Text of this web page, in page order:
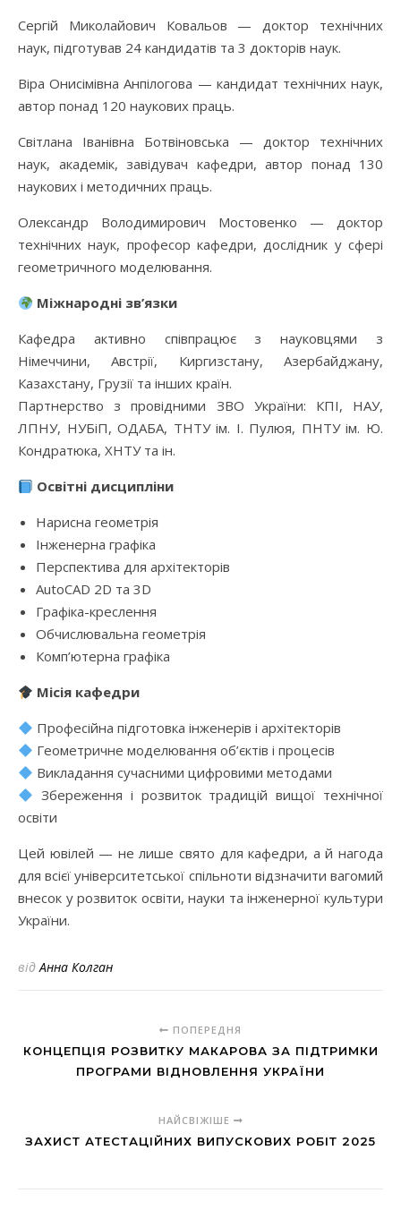
Сергій Миколайович Ковальов — доктор технічних
наук, підготував 24 кандидатів та 3 докторів наук.
Віра Онисімівна Анпілогова — кандидат технічних наук,
автор понад 120 наукових праць.
Світлана Іванівна Ботвіновська — доктор технічних
наук, академік, завідувач кафедри, автор понад 130
наукових і методичних праць.
Олександр Володимирович Мостовенко — доктор
технічних наук, професор кафедри, дослідник у сфері
геометричного моделювання.
Міжнародні зв’язки
Кафедра активно співпрацює з науковцями з
Німеччини, Австрії, Киргизстану, Азербайджану,
Казахстану, Грузії та інших країн.
Партнерство з провідними ЗВО України: КПІ, НАУ,
ЛПНУ, НУБіП, ОДАБА, ТНТУ ім. І. Пулюя, ПНТУ ім. Ю.
Кондратюка, ХНТУ та ін.
Освітні дисципліни
Нарисна геометрія
Інженерна графіка
Перспектива для архітекторів
AutoCAD 2D та 3D
Графіка-креслення
Обчислювальна геометрія
Комп’ютерна графіка
Місія кафедри
Професійна підготовка інженерів і архітекторів
Геометричне моделювання об’єктів і процесів
Викладання сучасними цифровими методами
Збереження і розвиток традицій вищої технічної
освіти
Цей ювілей — не лише свято для кафедри, а й нагода
для всієї університетської спільноти відзначити вагомий
внесок у розвиток освіти, науки та інженерної культури
України.
відАнна Колган
ПОПЕРЕДНЯ
КОНЦЕПЦІЯ РОЗВИТКУ МАКАРОВА ЗА ПІДТРИМКИ
ПРОГРАМИ ВІДНОВЛЕННЯ УКРАЇНИ
НАЙСВІЖІШЕ
ЗАХИСТ АТЕСТАЦІЙНИХ ВИПУСКОВИХ РОБІТ 2025